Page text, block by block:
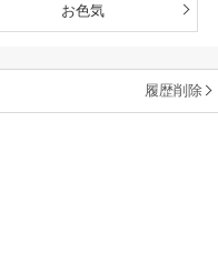
お色気
履歴削除